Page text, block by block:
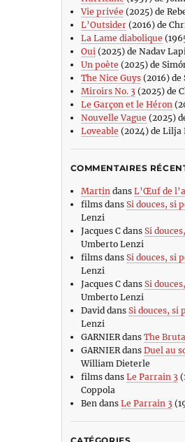
Vie privée (2025) de
L’Outsider(2016) de
La Lame diabolique
Oui(2025) de Nadav
Un poète (2025) de
The Nice Guys(2016) de
Miroirs No. 3 (2025) de
Le Garçon et le Héron
Nouvelle Vague (2025)
Loveable (2024) de
COMMENTAIRES
Martin dans L’Œuf de
filmsdans Si douces, si
Lenzi
Jacques Cdans Si
Umberto Lenzi
filmsdans Si douces, si
Lenzi
Jacques Cdans Si
Umberto Lenzi
David dans Si douces, si
Lenzi
GARNIERdans The
GARNIERdans Duel au
William Dieterle
filmsdans Le Parrain 3
Coppola
Ben dans Le Parrain 3